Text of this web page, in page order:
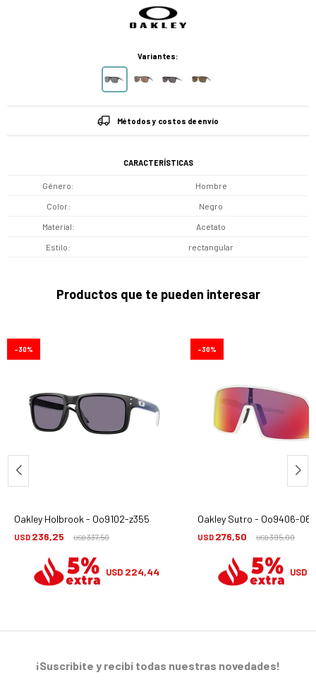
Variantes:
Métodos y costos de envío
CARACTERÍSTICAS
Género Hombre
Color Negro
Material Acetato
Estilo rectangular
Productos que te pueden interesar
Oakley Holbrook - Oo9102-z355
USD 236,25 USD337,50
30
USD 224,44
Oakley Sutro - Oo9406-
USD 276,50 USD395,00
30
USD
¡Suscribite y recibí todas nuestras novedades!